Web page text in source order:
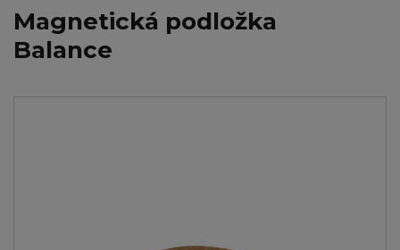
Magnetická podložka
Balance